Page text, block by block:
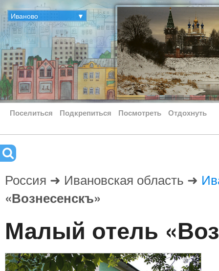
Иваново ▼
Поселиться Подкрепиться Посмотреть Отдохнуть
Россия ➜ Ивановская область ➜
«Вознесенскъ»
Малый отель